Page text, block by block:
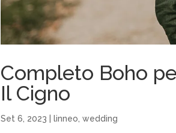
Completo Boho
Il Cigno
Set 6, 2023 linneo ,wedding